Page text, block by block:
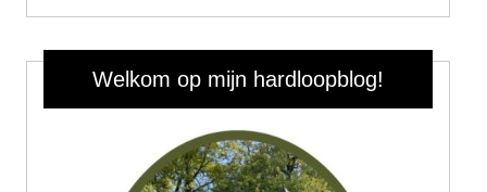
Welkom op mijn hardloopblog!